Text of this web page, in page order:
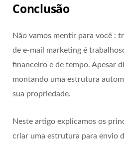
Conclusão
Não vamos mentir para você :
de e-mail marketing é
financeiro e de tempo. Apesar
montando uma estrutura
sua propriedade.
Neste artigo explicamos os
criar uma estrutura para envio